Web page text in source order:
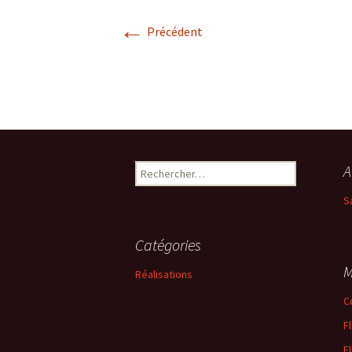
PLOMBIER
← Précédent
Rechercher :
Catégories
Réalisations